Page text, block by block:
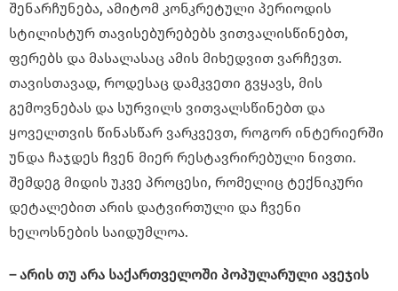
შენარჩუნება, ამიტომ კონკრეტული პერიოდის
სტილისტურ თავისებურებებს ვითვალისწინებთ,
ფერებს და მასალასაც ამის მიხედვით ვარჩევთ.
თავისთავად, როდესაც დამკვეთი გვყავს, მის
გემოვნებას და სურვილს ვითვალსწინებთ და
ყოველთვის წინასწარ ვარკვევთ, როგორ ინტერიერში
უნდა ჩაჯდეს ჩვენ მიერ რესტავრირებული ნივთი.
შემდეგ მიდის უკვე პროცესი, რომელიც ტექნიკური
დეტალებით არის დატვირთული და ჩვენი
ხელოსნების საიდუმლოა.
– არის თუ არა საქართველოში პოპულარული ავეჯის